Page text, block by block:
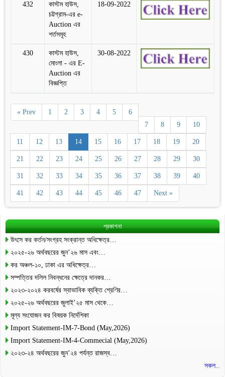
432
কাস্টম হাউস,
চট্টগ্রাম-এর e-
Auction এর
শর্তসমূহ
18-09-2022
430
কাস্টম হাউস,
মোংলা - এর E-
Auction এর
বিজ্ঞপ্তি
30-08-2022
« Prev 1 2 3 4 5
6
7
8 9 10
11 12 13 14 15 16 17 18 19 20
21 22 23 24 25 26 27 28 29 30
31 32 33 34 35 36 37 38 39 40
41 42 43 44 45 46 47 Next »
প্রকাশনা
উৎসে কর কর্তন/সংগ্রহ সংক্রান্ত অধিক্ষেত্র…
২০২৫-২৬ অর্থবছরের জুন’২৬ মাস এবং…
কর অঞ্চল-১০, ঢাকা এর অধিক্ষেত্র…
সম্পত্তির দলিল নিবন্ধনের ক্ষেত্রে দানকর…
২০২৩-২০২৪ করবর্ষের স্বাভাবিক ব্যক্তি শ্রেণির…
২০২৫-২৬ অর্থবছরের জুলাই’২৫ মাস থেকে…
মূল্য সংযোজন কর বিষয়ক নির্দেশিকা
Import Statement-IM-7-Bond (May,2026)
Import Statement-IM-4-Commecial (May,2026)
২০২৩-২৪ অর্থবছরের জুন’২৪ পর্যন্ত রাজস্ব…
সকল..